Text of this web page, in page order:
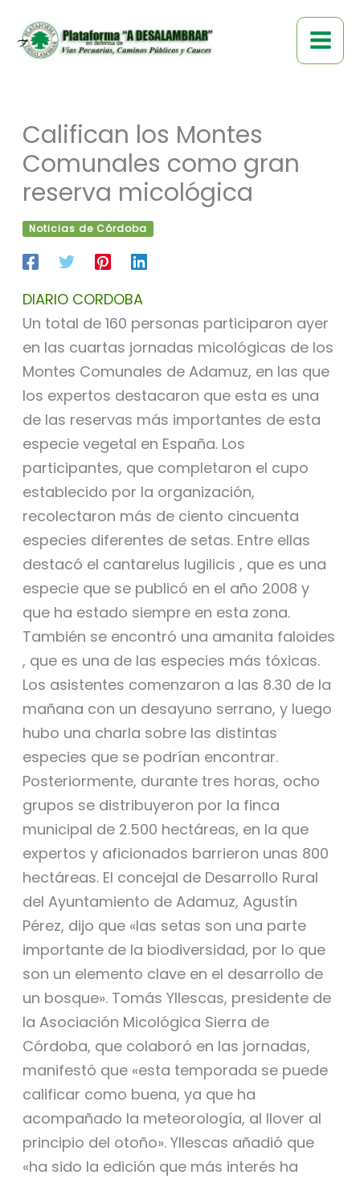
contenido
Califican los Montes
Comunales como gran
reserva micológica
Noticias de Córdoba
DIARIO CORDOBA
Un total de 160 personas participaron ayer
en las cuartas jornadas micológicas de los
Montes Comunales de Adamuz, en las que
los expertos destacaron que esta es una
de las reservas más importantes de esta
especie vegetal en España. Los
participantes, que completaron el cupo
establecido por la organización,
recolectaron más de ciento cincuenta
especies diferentes de setas. Entre ellas
destacó el cantarelus lugilicis , que es una
especie que se publicó en el año 2008 y
que ha estado siempre en esta zona.
También se encontró una amanita faloides
, que es una de las especies más tóxicas.
Los asistentes comenzaron a las 8.30 de la
mañana con un desayuno serrano, y luego
hubo una charla sobre las distintas
especies que se podrían encontrar.
Posteriormente, durante tres horas, ocho
grupos se distribuyeron por la finca
municipal de 2.500 hectáreas, en la que
expertos y aficionados barrieron unas 800
hectáreas. El concejal de Desarrollo Rural
del Ayuntamiento de Adamuz, Agustín
Pérez, dijo que «las setas son una parte
importante de la biodiversidad, por lo que
son un elemento clave en el desarrollo de
un bosque». Tomás Yllescas, presidente de
la Asociación Micológica Sierra de
Córdoba, que colaboró en las jornadas,
manifestó que «esta temporada se puede
calificar como buena, ya que ha
acompañado la meteorología, al llover al
principio del otoño». Yllescas añadió que
«ha sido la edición que más interés ha